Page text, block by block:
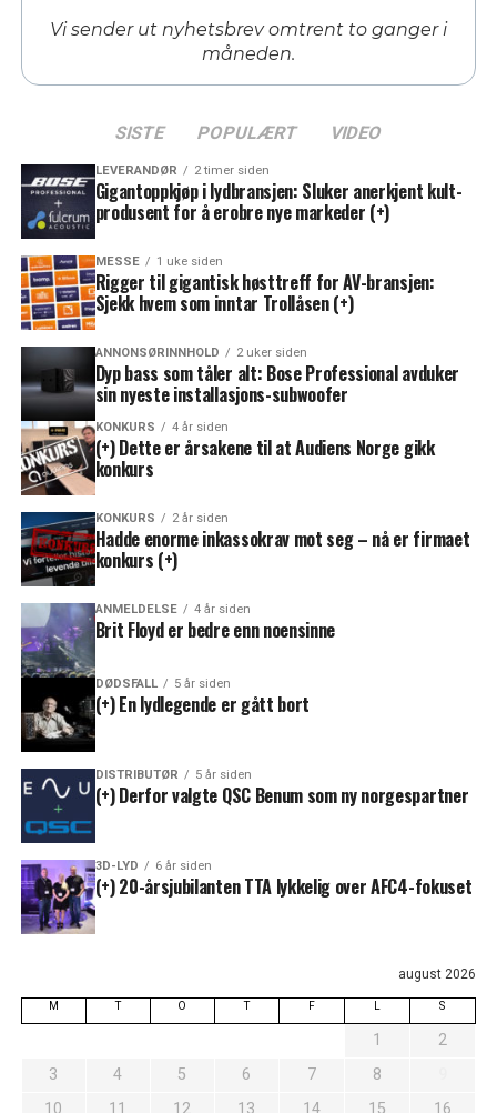
Vi sender ut nyhetsbrev omtrent to ganger i
måneden.
SISTE POPULÆRT VIDEO
LEVERANDØR 2 timer siden
Gigantoppkjøp i lydbransjen: Sluker anerkjent kult-
produsent for å erobre nye markeder (+)
MESSE 1 uke siden
Rigger til gigantisk høsttreff for AV-bransjen:
Sjekk hvem som inntar Trollåsen (+)
ANNONSØRINNHOLD 2 uker siden
Dyp bass som tåler alt: Bose Professional avduker
sin nyeste installasjons-subwoofer
KONKURS 4 år siden
(+) Dette er årsakene til at Audiens Norge gikk
konkurs
KONKURS 2 år siden
Hadde enorme inkassokrav mot seg – nå er firmaet
konkurs (+)
ANMELDELSE 4 år siden
Brit Floyd er bedre enn noensinne
DØDSFALL 5 år siden
(+) En lydlegende er gått bort
DISTRIBUTØR 5 år siden
(+) Derfor valgte QSC Benum som ny norgespartner
3D-LYD 6 år siden
(+) 20-årsjubilanten TTA lykkelig over AFC4-fokuset
august 2026
M T O T F S
1
2
3
4 5 6 7 8
10
11 12 13 14 15 16